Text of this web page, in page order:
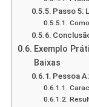
Passo 5:
Exemplo
Baixas
Pessoa